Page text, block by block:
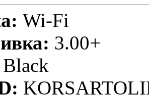
Wi-Fi
3.00+
Black